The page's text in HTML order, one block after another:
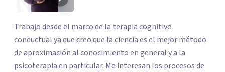
Trabajo desde el marco de la terapia cognitivo
conductual ya que creo que la ciencia es el mejor método
de aproximación al conocimiento en general y a la
psicoterapia en particular. Me interesan los procesos de